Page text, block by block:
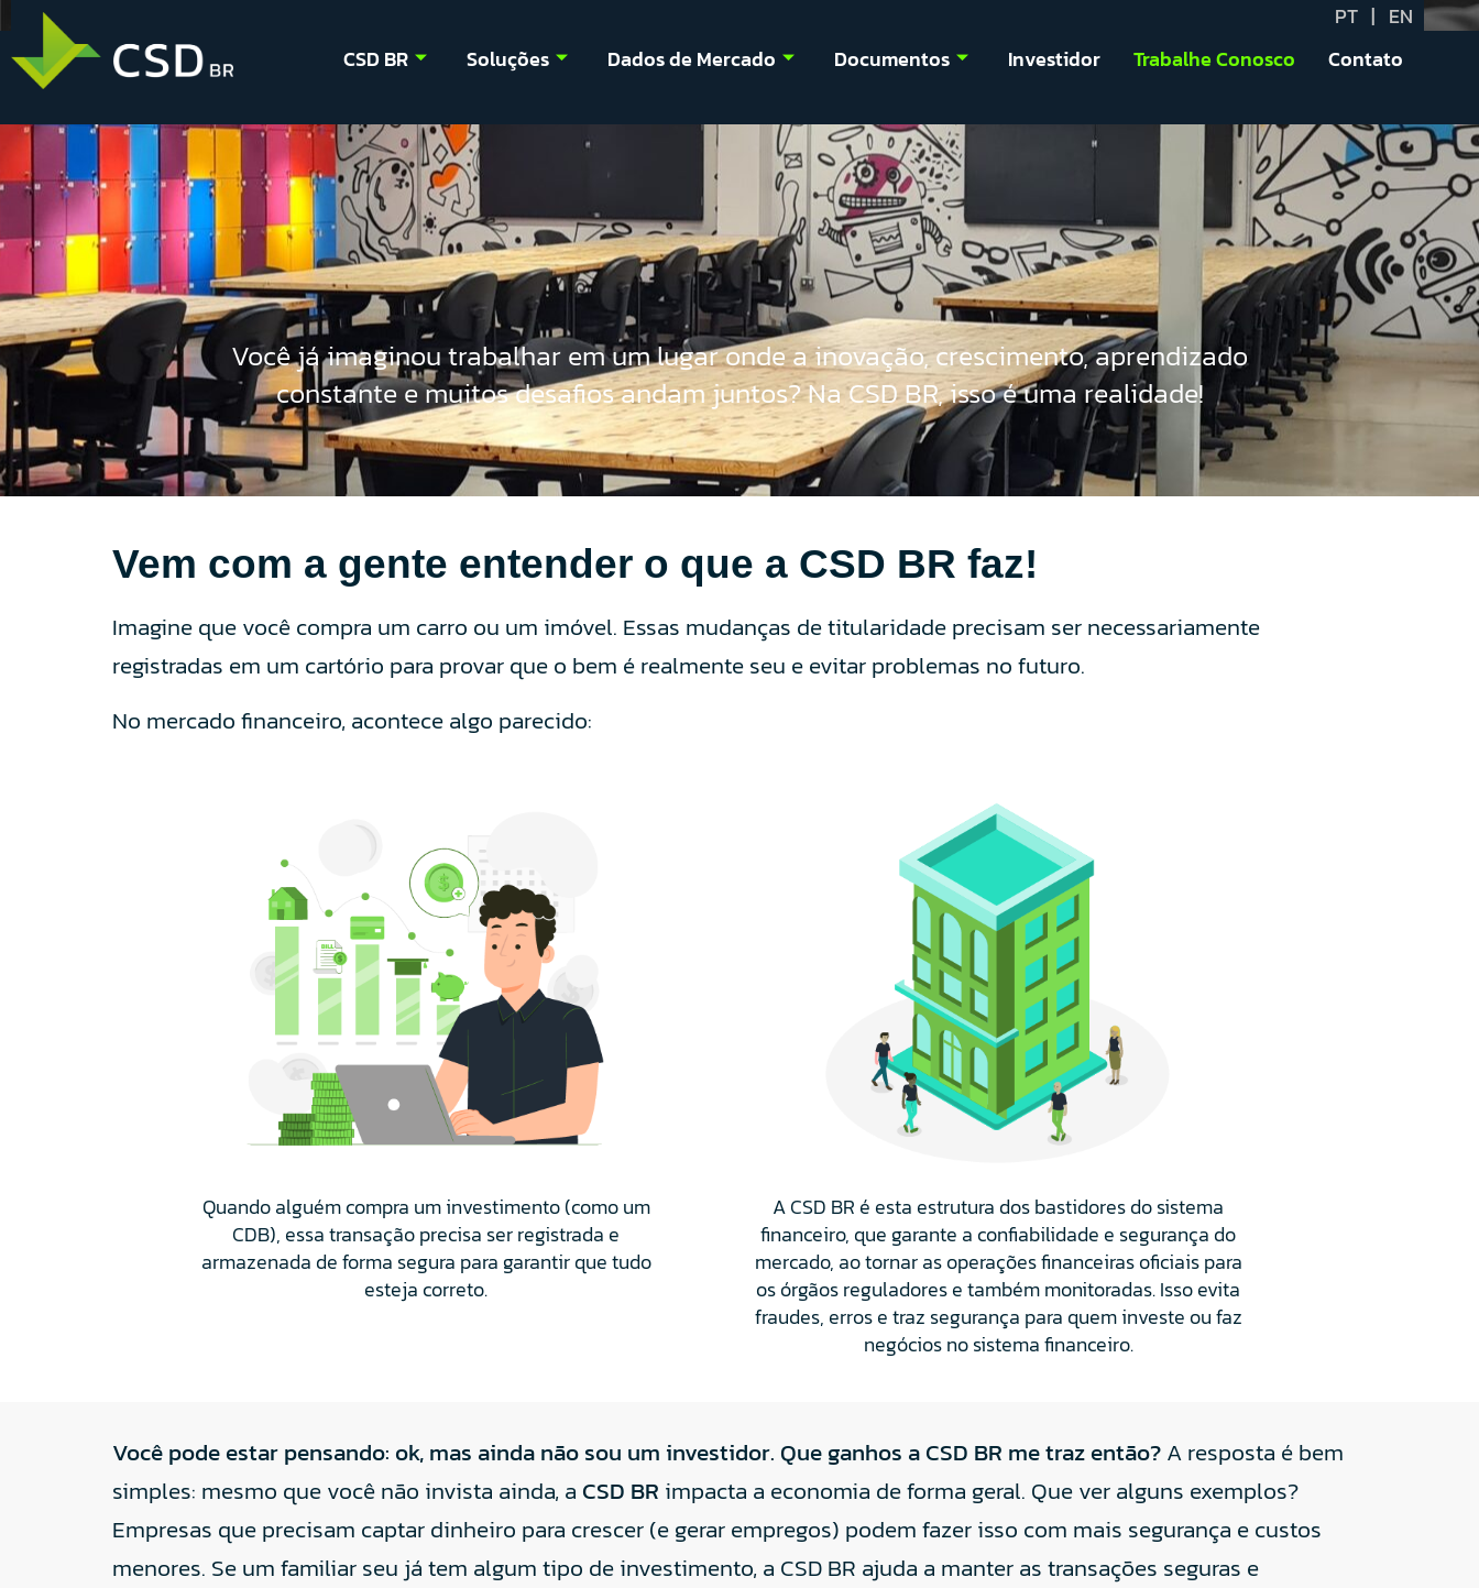
PT | EN
CSD BR
Soluções Dados de Mercado Documentos Investidor Trabalhe Conosco Contato
UM LUGAR ÚNICO PARA SE TRABALHAR
Você já imaginou trabalhar em um lugar onde a inovação, crescimento, aprendizado
constante e muitos desafios andam juntos? Na CSD BR, isso é uma realidade!
Vem com a gente entender o que a CSD BR faz!
Imagine que você compra um carro ou um imóvel. Essas mudanças de titularidade precisam ser necessariamente
registradas em um cartório para provar que o bem é realmente seu e evitar problemas no futuro.
No mercado financeiro, acontece algo parecido:
Quando alguém compra um investimento (como um
CDB), essa transação precisa ser registrada e
armazenada de forma segura para garantir que tudo
esteja correto.
A CSD BR é esta estrutura dos bastidores do sistema
financeiro, que garante a confiabilidade e segurança do
mercado, ao tornar as operações financeiras oficiais para
os órgãos reguladores e também monitoradas. Isso evita
fraudes, erros e traz segurança para quem investe ou faz
negócios no sistema financeiro.
Você pode estar pensando: ok, mas ainda não sou um investidor. Que ganhos a CSD BR me traz então?A resposta é bem
simples: mesmo que você não invista ainda, a CSD BR impacta a economia de forma geral. Que ver alguns exemplos?
Empresas que precisam captar dinheiro para crescer (e gerar empregos) podem fazer isso com mais segurança e custos
menores. Se um familiar seu já tem algum tipo de investimento, a CSD BR ajuda a manter as transações seguras e